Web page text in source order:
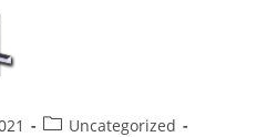
Uncategorized